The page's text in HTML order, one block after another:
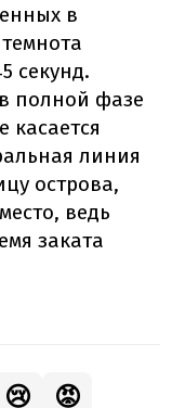
в
секунд.
полной фазе
касается
линия
острова,
ведь
заката
😢 😡